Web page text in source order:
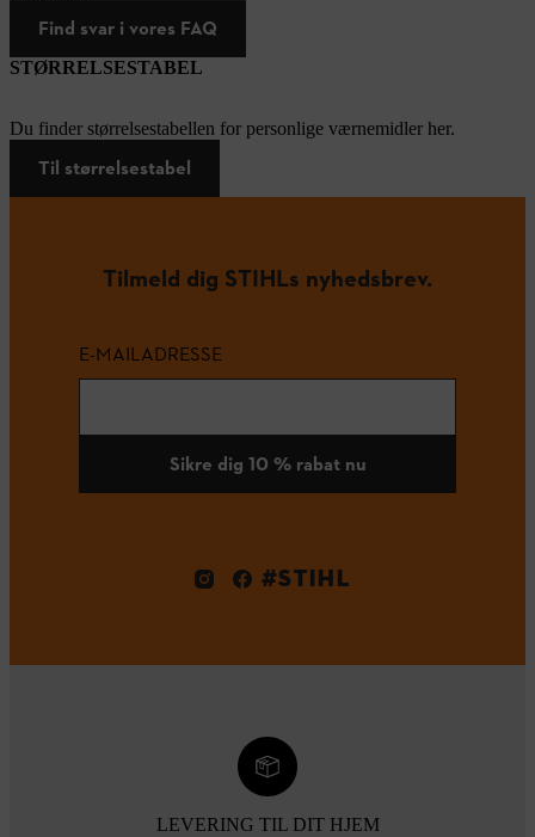
Find svar i vores FAQ
STØRRELSESTABEL
Du finder størrelsestabellen for personlige værnemidler her.
Til størrelsestabel
Tilmeld dig STIHLs nyhedsbrev.
E-MAILADRESSE
Sikre dig 10 % rabat nu
#STIHL
LEVERING TIL DIT HJEM